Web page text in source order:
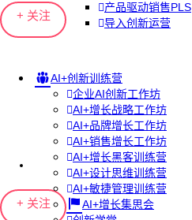
产品驱动销售PLS
导入创新运营
AI+创新训练营
企业AI创新工作坊
AI+增长战略工作坊
AI+品牌增长工作坊
AI+销售增长工作坊
AI+增长黑客训练营
AI+设计思维训练营
AI+敏捷管理训练营
AI+增长集思会
+ 关注
+ 关注